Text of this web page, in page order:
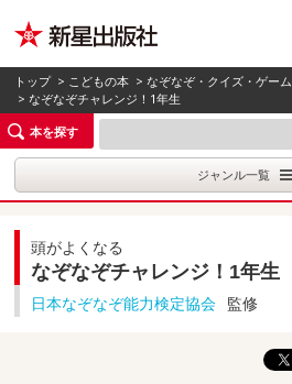
トップ > こどもの本 >なぞなぞ・クイズ・ゲーム
> なぞなぞチャレンジ！1年生
本を探す
ジャンル一覧
頭がよくなる
なぞなぞチャレンジ！1年生
日本なぞなぞ能力検定協会 監修